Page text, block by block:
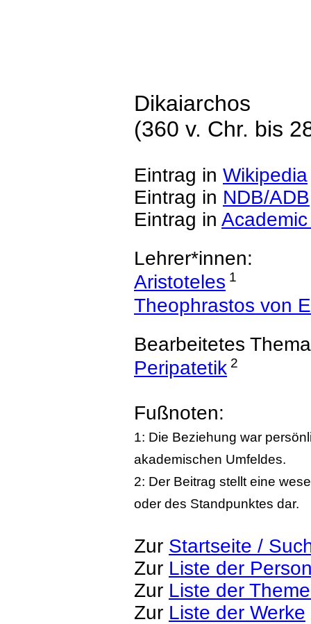
Dikaiarchos
(360 v. Chr. bis
Eintrag in Wikipedia
Eintrag in NDB/ADB
Eintrag in
Lehrer*innen:
Aristoteles 1
Theophrastos von
Bearbeitetes
Peripatetik 2
Fußnoten:
1: Die Beziehung war
akademischen Umfeldes.
2: Der Beitrag stellt eine
oder des Standpunktes dar.
Zur Startseite /
Zur Liste der
Zur Liste der
Zur Liste der Werke